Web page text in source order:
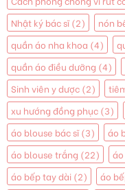
Nhật ký bác sĩ(2) nón
quần áo nha khoa (4)
quần áo điều dưỡng (4)
Sinh viên y dược (2)
xu hướng đồng phục (3)
áo blouse bác sĩ(3) áo
áo blouse trắng (22) áo
áo bếp tay dài (2) áo